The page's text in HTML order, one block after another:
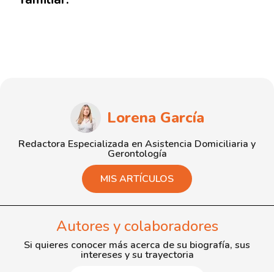
Lorena García
Redactora Especializada en Asistencia Domiciliaria y
Gerontología
MIS ARTÍCULOS
Autores y colaboradores
Si quieres conocer más acerca de su biografía, sus
intereses y su trayectoria